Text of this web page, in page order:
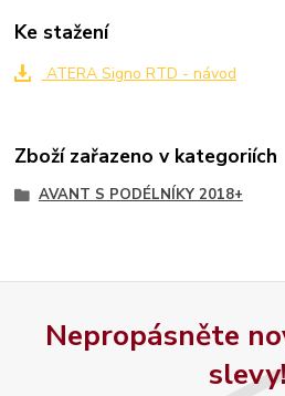
Ke stažení
ATERA Signo RTD - návod
Zboží zařazeno v kategoriích
AVANT S PODÉLNÍKY 2018+
Nepropásněte
slevy!